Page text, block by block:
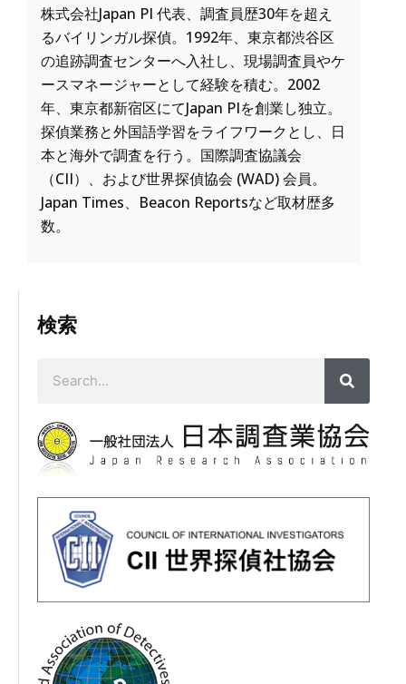
株式会社Japan PI 代表、調査員歴30年を超え
るバイリンガル探偵。1992年、東京都渋谷区
の追跡調査センターへ入社し、現場調査員やケ
ースマネージャーとして経験を積む。2002
年、東京都新宿区にてJapan PIを創業し独立。
探偵業務と外国語学習をライフワークとし、日
本と海外で調査を行う。国際調査協議会
（CII）、および世界探偵協会 (WAD) 会員。
Japan Times、Beacon Reportsなど取材歴多
数。
検索